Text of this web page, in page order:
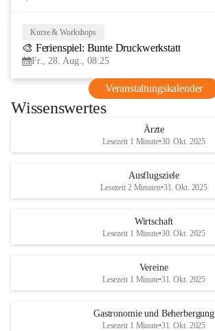
Kurse & Workshops
🎨 Ferienspiel: Bunte Druckwerkstatt
Fr., 28. Aug., 08:25
Veranstaltungskalender
Wissenswertes
Ärzte
Lesezeit 1 Minute•30. Okt. 2025
Ausflugsziele
Lesezeit 2 Minuten•31. Okt. 2025
Wirtschaft
Lesezeit 1 Minute•30. Okt. 2025
Vereine
Lesezeit 1 Minute•31. Okt. 2025
Gastronomie und Beherbergung
Lesezeit 1 Minute•31. Okt. 2025